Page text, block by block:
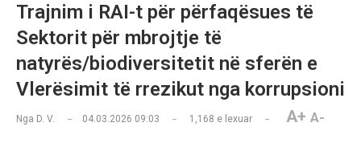
Trajnim i RAI-t për përfaqësues të
Sektorit për mbrojtje të
natyrës/biodiversitetit në sferën e
Vlerësimit të rrezikut nga korrupsioni
Nga D. V. 04.03.2026 09:03 1,168 e lexuar A+ A-